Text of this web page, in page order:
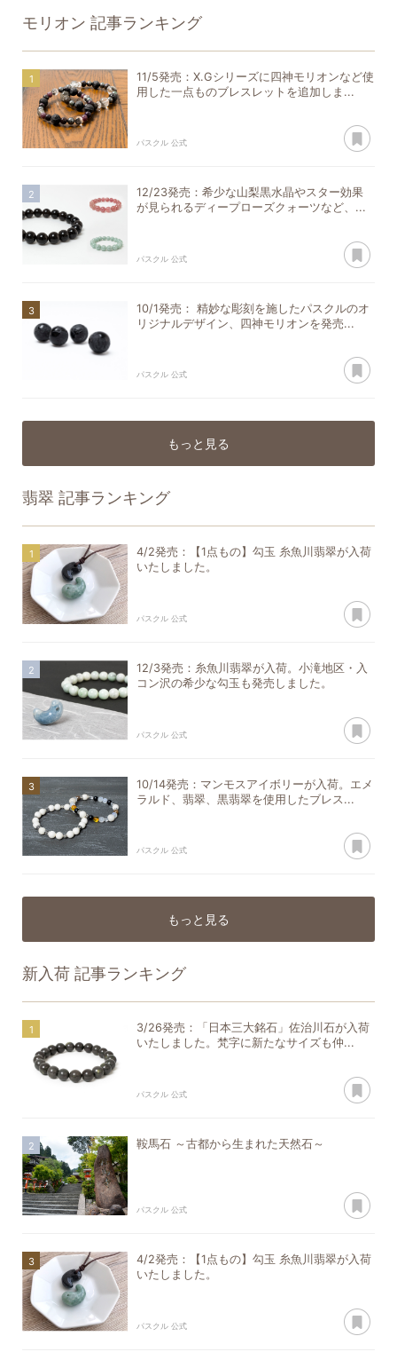
モリオン 記事ランキング
11/5発売：X.Gシリーズに四神モリオンなど使
用した一点ものブレスレットを追加しま...
パスクル 公式
12/23発売：希少な山梨黒水晶やスター効果
が見られるディープローズクォーツなど、...
パスクル 公式
10/1発売： 精妙な彫刻を施したパスクルのオ
リジナルデザイン、四神モリオンを発売...
パスクル 公式
もっと見る
翡翠 記事ランキング
4/2発売：【1点もの】勾玉 糸魚川翡翠が入荷
いたしました。
パスクル 公式
12/3発売：糸魚川翡翠が入荷。小滝地区・入
コン沢の希少な勾玉も発売しました。
パスクル 公式
10/14発売：マンモスアイボリーが入荷。エメ
ラルド、翡翠、黒翡翠を使用したブレス...
パスクル 公式
もっと見る
新入荷 記事ランキング
3/26発売：「日本三大銘石」佐治川石が入荷
いたしました。梵字に新たなサイズも仲...
パスクル 公式
鞍馬石 ～古都から生まれた天然石～
パスクル 公式
4/2発売：【1点もの】勾玉 糸魚川翡翠が入荷
いたしました。
パスクル 公式